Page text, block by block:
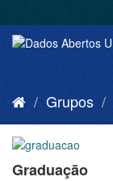
Grupos
Graduação